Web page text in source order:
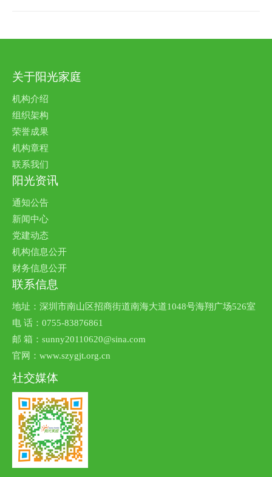
关于阳光家庭
机构介绍
组织架构
荣誉成果
机构章程
联系我们
阳光资讯
通知公告
新闻中心
党建动态
机构信息公开
财务信息公开
联系信息
地址：深圳市南山区招商街道南海大道1048号海翔广场526室
电 话：0755-83876861
邮 箱：sunny20110620@sina.com
官网：www.szygjt.org.cn
社交媒体